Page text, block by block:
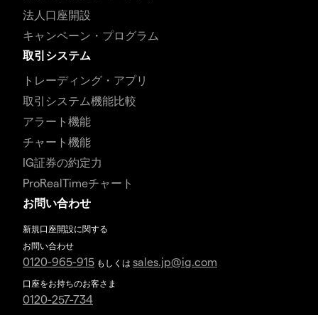
法人口座開設
キャンペーン・プログラム
取引システム
トレーディング・アプリ
取引システム機能比較
アラート機能
チャート機能
IG証券の約定力
ProRealTimeチャート
お問い合わせ
新規口座開設に関する
お問い合わせ
0120-965-915 もしくは sales.jp@ig.com
口座をお持ちのお客さま
0120-257-734